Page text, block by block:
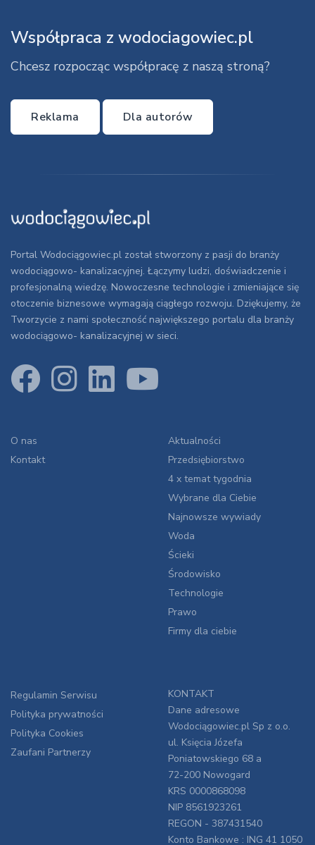
Współpraca z wodociagowiec.pl
Chcesz rozpocząc współpracę z naszą stroną?
Reklama Dla autorów
Portal Wodociągowiec.pl został stworzony z pasji do branży
wodociągowo- kanalizacyjnej. Łączymy ludzi, doświadczenie i
profesjonalną wiedzę. Nowoczesne technologie i zmieniające się
otoczenie biznesowe wymagają ciągłego rozwoju. Dziękujemy, że
Tworzycie z nami społeczność największego portalu dla branży
wodociągowo- kanalizacyjnej w sieci.
O nas
Kontakt
Aktualności
Przedsiębiorstwo
4 x temat tygodnia
Wybrane dla Ciebie
Najnowsze wywiady
Woda
Ścieki
Środowisko
Technologie
Prawo
Firmy dla ciebie
Regulamin Serwisu
Polityka prywatności
Polityka Cookies
Zaufani Partnerzy
KONTAKT
Dane adresowe
Wodociągowiec.pl Sp z o.o.
ul. Księcia Józefa
Poniatowskiego 68 a
72-200 Nowogard
KRS 0000868098
NIP 8561923261
REGON - 387431540
Konto Bankowe : ING 41 1050